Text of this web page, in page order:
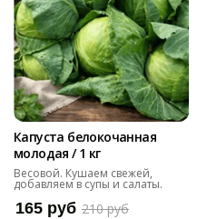
Капуста белокочанная
молодая / 1 кг
Весовой. Кушаем свежей,
добавляем в супы и салаты.
165 руб 210 руб